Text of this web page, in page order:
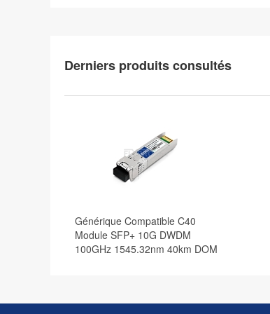
Derniers produits consultés
Générique Compatible C40
Module SFP+ 10G DWDM
100GHz 1545.32nm 40km DOM